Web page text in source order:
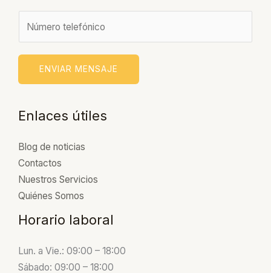
r
e
r
ENVIAR MENSAJE
Enlaces útiles
Blog de noticias
Contactos
Nuestros Servicios
Quiénes Somos
Horario laboral
Lun. a Vie.: 09:00 – 18:00
Sábado: 09:00 – 18:00